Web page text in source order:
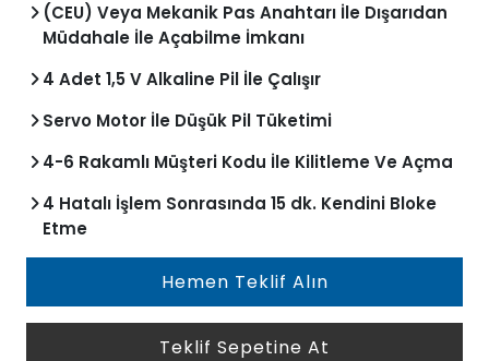
(CEU) Veya Mekanik Pas Anahtarı İle Dışarıdan
Müdahale İle Açabilme İmkanı
4 Adet 1,5 V Alkaline Pil İle Çalışır
Servo Motor İle Düşük Pil Tüketimi
4-6 Rakamlı Müşteri Kodu İle Kilitleme Ve Açma
4 Hatalı İşlem Sonrasında 15 dk. Kendini Bloke
Etme
Hemen Teklif Alın
Teklif Sepetine At